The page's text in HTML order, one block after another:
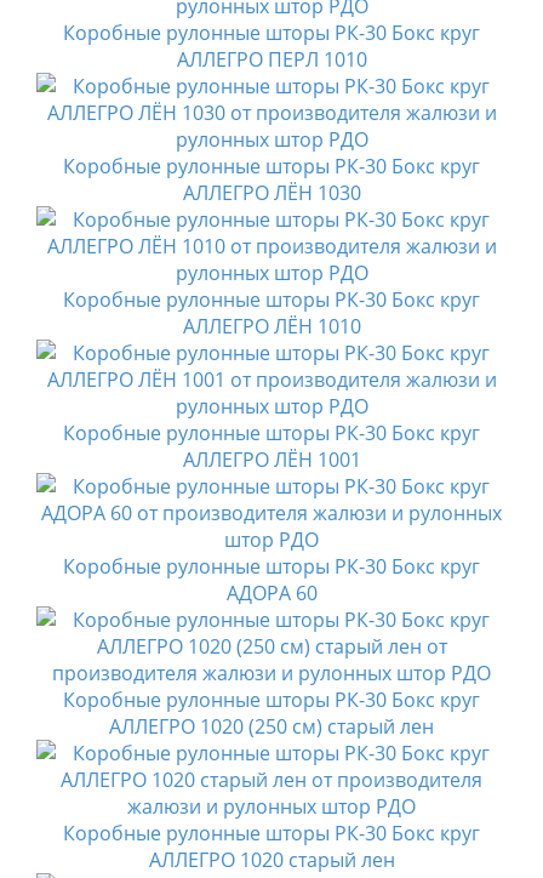
Коробные рулонные шторы РК-30 Бокс круг
АЛЛЕГРО ПЕРЛ 1010
Коробные рулонные шторы РК-30 Бокс круг
АЛЛЕГРО ЛЁН 1030
Коробные рулонные шторы РК-30 Бокс круг
АЛЛЕГРО ЛЁН 1010
Коробные рулонные шторы РК-30 Бокс круг
АЛЛЕГРО ЛЁН 1001
Коробные рулонные шторы РК-30 Бокс круг
АДОРА 60
Коробные рулонные шторы РК-30 Бокс круг
АЛЛЕГРО 1020 (250 см) старый лен
Коробные рулонные шторы РК-30 Бокс круг
АЛЛЕГРО 1020 старый лен